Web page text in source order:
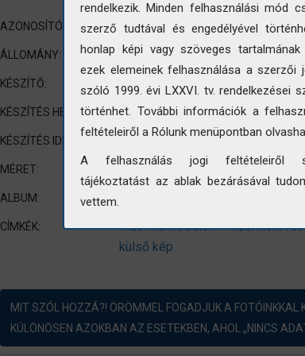
AZONOSÍTÓ: VÁTI/M/1
ÁLLOMÁNY: VÁTI (Városépítési Tudományos
KÉSZÍTŐ: nincs adat
KÉSZÍTÉS HELYE: Bélapátfalva
KÉSZÍTÉS IDEJE: 1964
MÉRET: 180x120mm
ALBUM:
CÍMKÉK: műemlékvédelem műemléki
külső kép
MIT SZÓL HOZZÁ?! ÖRÖMMEL FOGADJUK A
KÜLÖNÖSEN AZOKBAN AZ ESETEKBEN, AHOL „NINCS
rendelkezik. Minden felhasználási mód
szerző tudtával és engedélyével
honlap képi vagy szöveges tartalmának
ezek elemeinek felhasználása a szerzői
szóló 1999. évi LXXVI. tv. rendelkezései
történhet. További információk a
feltételeiről a Rólunk menüpontban
A felhasználás jogi feltételeiről
tájékoztatást az ablak bezárásával
vettem.